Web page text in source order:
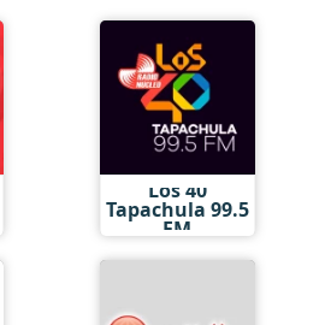
Los 40
Tapachula 99.5
FM